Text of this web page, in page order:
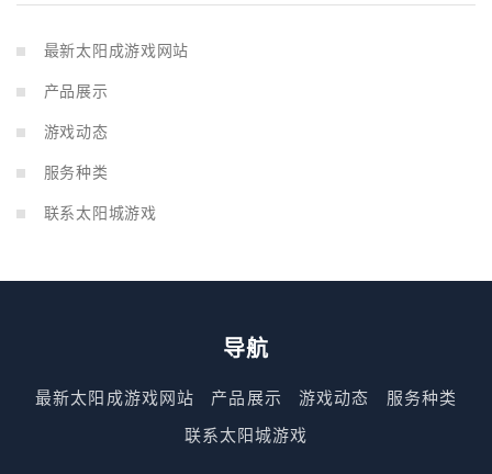
最新太阳成游戏网站
产品展示
游戏动态
服务种类
联系太阳城游戏
导航
最新太阳成游戏网站 产品展示 游戏动态
服务种类
联系太阳城游戏